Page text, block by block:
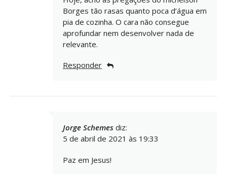
Borges tão rasas quanto poca d’água em
pia de cozinha. O cara não consegue
aprofundar nem desenvolver nada de
relevante.
Responder
Jorge Schemes diz:
5 de abril de 2021 às 19:33
Paz em Jesus!